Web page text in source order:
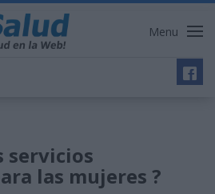
Menu
servicios
las mujeres ?